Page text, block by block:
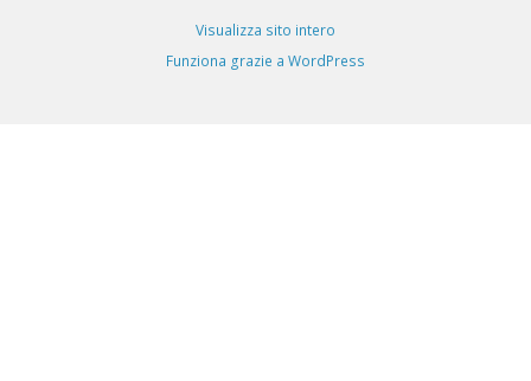
Visualizza sito intero
Funziona grazie a WordPress